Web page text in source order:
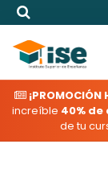
increíble 40%
de tu